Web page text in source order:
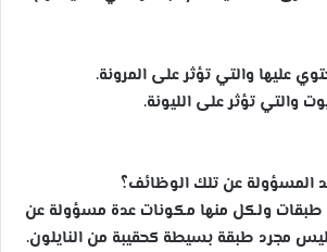
المسؤولة عن تلك الوظائف؟
طبقات ولكل منها مكونات عدة مسؤولة عن
مجرد طبقة بسيطة كحقيبة من النايلون.